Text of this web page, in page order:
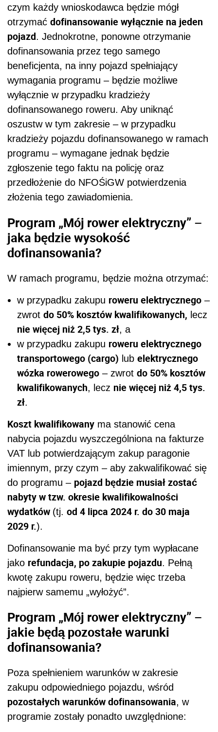
czym każdy wnioskodawca będzie mógł
otrzymać dofinansowanie wyłącznie na jeden
pojazd. Jednokrotne, ponowne otrzymanie
dofinansowania przez tego samego
beneficjenta, na inny pojazd spełniający
wymagania programu – będzie możliwe
wyłącznie w przypadku kradzieży
dofinansowanego roweru. Aby uniknąć
oszustw w tym zakresie – w przypadku
kradzieży pojazdu dofinansowanego w ramach
programu – wymagane jednak będzie
zgłoszenie tego faktu na policję oraz
przedłożenie do NFOŚiGW potwierdzenia
złożenia tego zawiadomienia.
Program „Mój rower elektryczny” –
jaka będzie wysokość
dofinansowania?
W ramach programu, będzie można otrzymać:
w przypadku zakupu roweru elektrycznego –
zwrot do 50% kosztów kwalifikowanych, lecz
nie więcej niż 2,5 tys. zł, a
w przypadku zakupu roweru elektrycznego
transportowego (cargo) lub elektrycznego
wózka rowerowego – zwrot do 50% kosztów
kwalifikowanych, lecz nie więcej niż 4,5 tys.
zł.
Koszt kwalifikowany ma stanowić cena
nabycia pojazdu wyszczególniona na fakturze
VAT lub potwierdzającym zakup paragonie
imiennym, przy czym – aby zakwalifikować się
do programu – pojazd będzie musiał zostać
nabyty w tzw. okresie kwalifikowalności
wydatków (tj. od 4 lipca 2024 r. do 30 maja
2029 r.).
Dofinansowanie ma być przy tym wypłacane
jako refundacja, po zakupie pojazdu. Pełną
kwotę zakupu roweru, będzie więc trzeba
najpierw samemu „wyłożyć”.
Program „Mój rower elektryczny” –
jakie będą pozostałe warunki
dofinansowania?
Poza spełnieniem warunków w zakresie
zakupu odpowiedniego pojazdu, wśród
pozostałych warunków dofinansowania, w
programie zostały ponadto uwzględnione: